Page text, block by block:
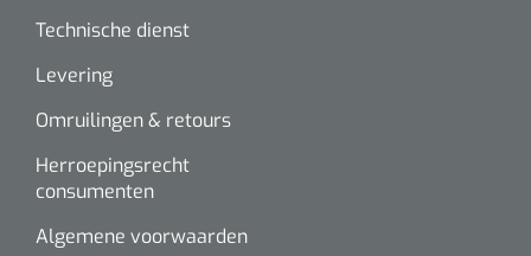
Technische dienst
Levering
Omruilingen & retours
Herroepingsrecht
consumenten
Algemene voorwaarden